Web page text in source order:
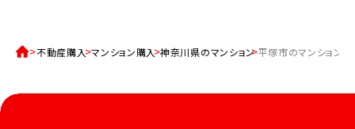
不動産購入 マンション購入 神奈川県のマンション 平塚市のマンション